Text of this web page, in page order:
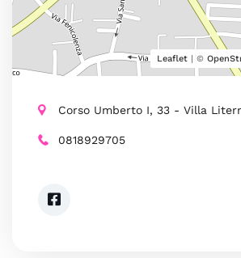
Leaflet | ©
Corso Umberto I, 33 - Villa
0818929705